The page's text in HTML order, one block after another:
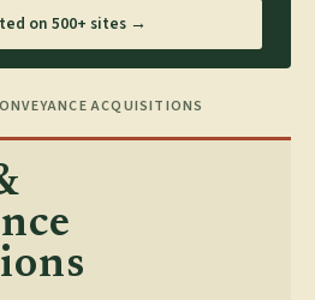
on 500+ sites →
ACQUISITIONS